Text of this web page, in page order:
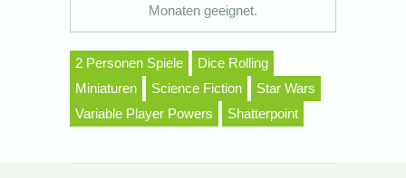
Monaten geeignet.
2 Personen Spiele
Dice Rolling
Miniaturen
Science Fiction
Star Wars
Variable Player Powers
Shatterpoint